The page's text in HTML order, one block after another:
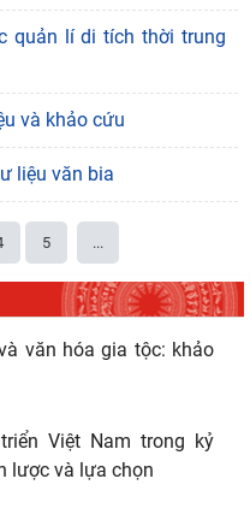
quản lí di tích thời trung
và khảo cứu
liệu văn bia
5 ...
cho viên chức Viện
Nam hoàn thành
và hoàn thiện hệ
ở Việt Nam hiện
dựng và hoàn thiện hệ
ở Việt Nam hiện
văn hóa gia tộc: khảo
Việt Nam trong kỷ
lược và lựa chọn